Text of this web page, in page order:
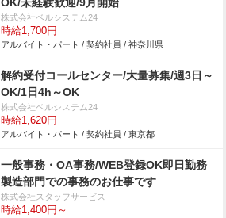
株式会社ベルシステム24
時給1,700円
アルバイト・パート / 契約社員 / 神奈川県
解約受付コールセンター/大量募集/週3日～
OK/1日4h～OK
株式会社ベルシステム24
時給1,620円
アルバイト・パート / 契約社員 / 東京都
一般事務・OA事務/WEB登録OK即日勤務
製造部門での事務のお仕事です
株式会社スタッフサービス
時給1,400円～